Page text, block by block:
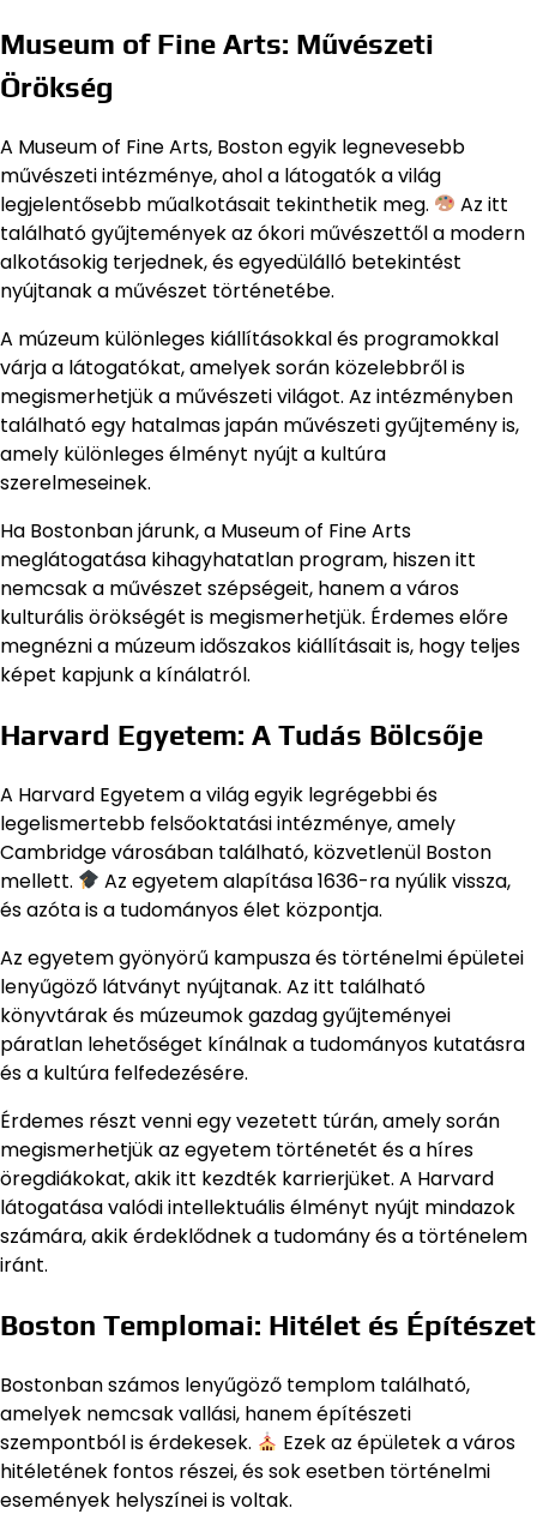
Museum of Fine Arts: Művészeti
Örökség
A Museum of Fine Arts, Boston egyik legnevesebb
művészeti intézménye, ahol a látogatók a világ
legjelentősebb műalkotásait tekinthetik meg.
Az itt
található gyűjtemények az ókori művészettől a modern
alkotásokig terjednek, és egyedülálló betekintést
nyújtanak a művészet történetébe.
A múzeum különleges kiállításokkal és programokkal
várja a látogatókat, amelyek során közelebbről is
megismerhetjük a művészeti világot. Az intézményben
található egy hatalmas japán művészeti gyűjtemény is,
amely különleges élményt nyújt a kultúra
szerelmeseinek.
Ha Bostonban járunk, a Museum of Fine Arts
meglátogatása kihagyhatatlan program, hiszen itt
nemcsak a művészet szépségeit, hanem a város
kulturális örökségét is megismerhetjük. Érdemes előre
megnézni a múzeum időszakos kiállításait is, hogy teljes
képet kapjunk a kínálatról.
Harvard Egyetem: A Tudás Bölcsője
A Harvard Egyetem a világ egyik legrégebbi és
legelismertebb felsőoktatási intézménye, amely
Cambridge városában található, közvetlenül Boston
mellett.
Az egyetem alapítása 1636-ra nyúlik vissza,
és azóta is a tudományos élet központja.
Az egyetem gyönyörű kampusza és történelmi épületei
lenyűgöző látványt nyújtanak. Az itt található
könyvtárak és múzeumok gazdag gyűjteményei
páratlan lehetőséget kínálnak a tudományos kutatásra
és a kultúra felfedezésére.
Érdemes részt venni egy vezetett túrán, amely során
megismerhetjük az egyetem történetét és a híres
öregdiákokat, akik itt kezdték karrierjüket. A Harvard
látogatása valódi intellektuális élményt nyújt mindazok
számára, akik érdeklődnek a tudomány és a történelem
iránt.
Boston Templomai: Hitélet és Építészet
Bostonban számos lenyűgöző templom található,
amelyek nemcsak vallási, hanem építészeti
szempontból is érdekesek.
Ezek az épületek a város
hitéletének fontos részei, és sok esetben történelmi
események helyszínei is voltak.